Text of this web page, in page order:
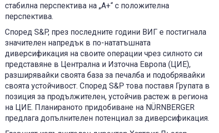
стабилна перспектива на „А+“ с положителна
перспектива.
Според S&P, през последните години ВИГ е постигнала
значителен напредък в по-нататъшната
диверсификация на своите операции чрез силното си
представяне в Централна и Източна Европа (ЦИЕ),
разширявайки своята база за печалба и подобрявайки
своята устойчивост. Според S&P това поставя Групата в
позиция за продължителен, устойчив растеж в региона
на ЦИЕ. Планираното придобиване на NÜRNBERGER
предлага допълнителен потенциал за диверсификация.